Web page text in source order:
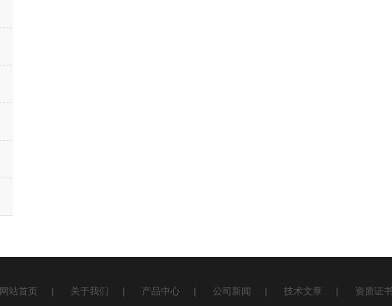
网站首页 | 关于我们 | 产品中心 | 公司新闻 | 技术文章 | 资质证书